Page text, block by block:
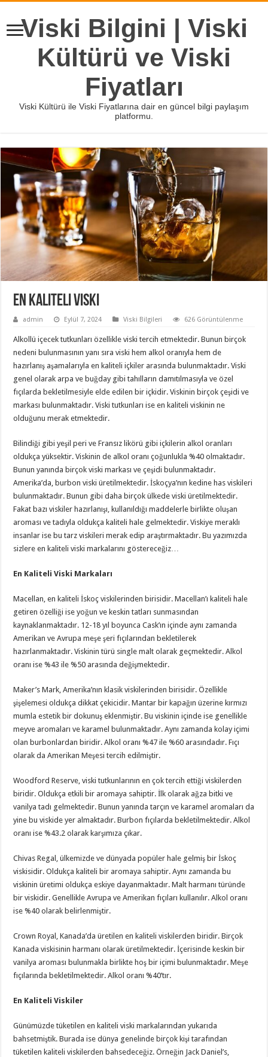
Viski Bilgini | Viski
Kültürü ve Viski
Fiyatları
Viski Kültürü ile Viski Fiyatlarına dair en güncel bilgi paylaşım
platformu.
En Kaliteli Viski
admin Eylül 7, 2024 Viski Bilgileri 626 Görüntülenme
Alkollü içecek tutkunları özellikle viski tercih etmektedir. Bunun birçok
nedeni bulunmasının yanı sıra viski hem alkol oranıyla hem de
hazırlanış aşamalarıyla en kaliteli içkiler arasında bulunmaktadır. Viski
genel olarak arpa ve buğday gibi tahılların damıtılmasıyla ve özel
fıçılarda bekletilmesiyle elde edilen bir içkidir. Viskinin birçok çeşidi ve
markası bulunmaktadır. Viski tutkunları ise en kaliteli viskinin ne
olduğunu merak etmektedir.
Bilindiği gibi yeşil peri ve Fransız likörü gibi içkilerin alkol oranları
oldukça yüksektir. Viskinin de alkol oranı çoğunlukla %40 olmaktadır.
Bunun yanında birçok viski markası ve çeşidi bulunmaktadır.
Amerika’da, burbon viski üretilmektedir. İskoçya’nın kedine has viskileri
bulunmaktadır. Bunun gibi daha birçok ülkede viski üretilmektedir.
Fakat bazı viskiler hazırlanışı, kullanıldığı maddelerle birlikte oluşan
aroması ve tadıyla oldukça kaliteli hale gelmektedir. Viskiye meraklı
insanlar ise bu tarz viskileri merak edip araştırmaktadır. Bu yazımızda
sizlere en kaliteli viski markalarını göstereceğiz…
En Kaliteli Viski Markaları
Macellan, en kaliteli İskoç viskilerinden birisidir. Macellan’ı kaliteli hale
getiren özelliği ise yoğun ve keskin tatları sunmasından
kaynaklanmaktadır. 12-18 yıl boyunca Cask’ın içinde aynı zamanda
Amerikan ve Avrupa meşe şeri fıçılarından bekletilerek
hazırlanmaktadır. Viskinin türü single malt olarak geçmektedir. Alkol
oranı ise %43 ile %50 arasında değişmektedir.
Maker’s Mark, Amerika’nın klasik viskilerinden birisidir. Özellikle
şişelemesi oldukça dikkat çekicidir. Mantar bir kapağın üzerine kırmızı
mumla estetik bir dokunuş eklenmiştir. Bu viskinin içinde ise genellikle
meyve aromaları ve karamel bulunmaktadır. Aynı zamanda kolay içimi
olan burbonlardan biridir. Alkol oranı %47 ile %60 arasındadır. Fıçı
olarak da Amerikan Meşesi tercih edilmiştir.
Woodford Reserve, viski tutkunlarının en çok tercih ettiği viskilerden
biridir. Oldukça etkili bir aromaya sahiptir. İlk olarak ağza bitki ve
vanilya tadı gelmektedir. Bunun yanında tarçın ve karamel aromaları da
yine bu viskide yer almaktadır. Burbon fıçılarda bekletilmektedir. Alkol
oranı ise %43.2 olarak karşımıza çıkar.
Chivas Regal, ülkemizde ve dünyada popüler hale gelmiş bir İskoç
viskisidir. Oldukça kaliteli bir aromaya sahiptir. Aynı zamanda bu
viskinin üretimi oldukça eskiye dayanmaktadır. Malt harmanı türünde
bir viskidir. Genellikle Avrupa ve Amerikan fıçıları kullanılır. Alkol oranı
ise %40 olarak belirlenmiştir.
Crown Royal, Kanada’da üretilen en kaliteli viskilerden biridir. Birçok
Kanada viskisinin harmanı olarak üretilmektedir. İçerisinde keskin bir
vanilya aroması bulunmakla birlikte hoş bir içimi bulunmaktadır. Meşe
fıçılarında bekletilmektedir. Alkol oranı %40’tır.
En Kaliteli Viskiler
Günümüzde tüketilen en kaliteli viski markalarından yukarıda
bahsetmiştik. Burada ise dünya genelinde birçok kişi tarafından
tüketilen kaliteli viskilerden bahsedeceğiz. Örneğin Jack Daniel’s,